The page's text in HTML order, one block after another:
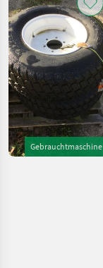
Gebrauchtmaschine